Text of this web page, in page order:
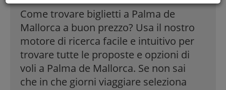
Come trovare biglietti a Palma de
Mallorca a buon prezzo? Usa il nostro
motore di ricerca facile e intuitivo per
trovare tutte le proposte e opzioni di
voli a Palma de Mallorca. Se non sai
che in che giorni viaggiare seleziona